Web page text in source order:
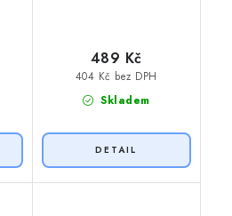
Skladem
404 Kč bez DPH
489 Kč